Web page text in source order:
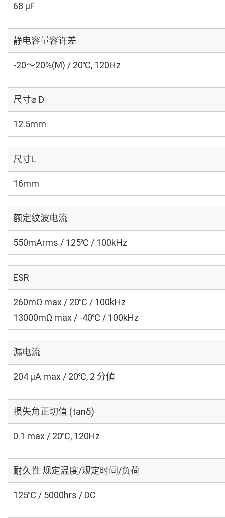
68 µF
静电容量容许差
-20～20%(M) / 20℃, 120Hz
尺寸⌀ D
12.5mm
尺寸L
16mm
额定纹波电流
550mArms / 125℃ / 100kHz
ESR
260mΩ max / 20℃ / 100kHz
13000mΩ max / -40℃ / 100kHz
漏电流
204 μA max / 20℃, 2 分値
损失角正切值 (tanδ)
0.1 max / 20℃, 120Hz
耐久性 规定温度/规定时间/负荷
125℃ / 5000hrs / DC